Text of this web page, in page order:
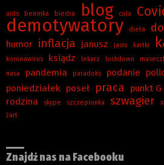
aids beemka biedra blog cola
demotywatory dieta
humor inflacja janusz jasiu kartki
koronawirus ksiądz lekarz lockdown
nasa pandemia paradoks podanie
poniedziałek poseł praca punkt G
rodzina skype szczepionka szwagier
żart
Znajdź nas na Facebooku